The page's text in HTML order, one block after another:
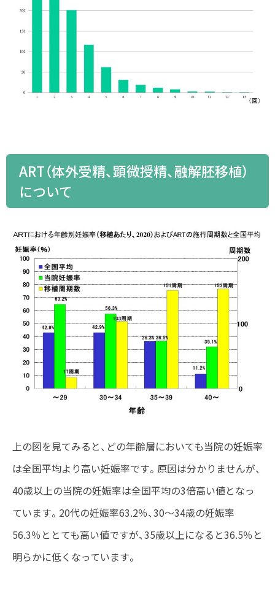
ART（体外受精、顕微授精、融解胚移植）
について
上の図を見てみると、どの年齢層においても当院の妊娠率
は全国平均より高い妊娠率です。原因は分かりませんが、
40歳以上の当院の妊娠率は全国平均の3倍高い値となっ
ています。20代の妊娠率63.2％、30～34歳の妊娠率
56.3％ととても高い値ですが、35歳以上になると36.5％と
明らかに低くなっています。